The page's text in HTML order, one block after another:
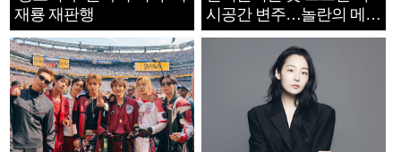
재룡 재판행
시공간 변주…놀란의 메시
지는 ‘전쟁 속죄’